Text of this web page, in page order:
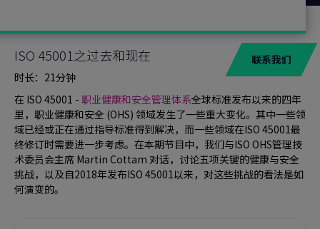
联系我们
ISO 45001之过去和现在
时长：21分钟
在 ISO 45001 - 职业健康和安全管理体系全球标准发布以来的四年
里，职业健康和安全 (OHS) 领域发生了一些重大变化。其中一些领
域已经或正在通过指导标准得到解决，而一些领域在ISO 45001最
终修订时需要进一步考虑。在本期节目中，我们与ISO OHS管理技
术委员会主席 Martin Cottam 对话，讨论五项关键的健康与安全
挑战，以及自2018年发布ISO 45001以来，对这些挑战的看法是如
何演变的。